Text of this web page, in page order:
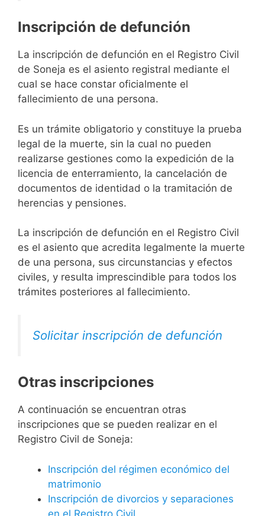
Inscripción de defunción
La inscripción de defunción en el Registro Civil
de Soneja es el asiento registral mediante el
cual se hace constar oficialmente el
fallecimiento de una persona.
Es un trámite obligatorio y constituye la prueba
legal de la muerte, sin la cual no pueden
realizarse gestiones como la expedición de la
licencia de enterramiento, la cancelación de
documentos de identidad o la tramitación de
herencias y pensiones.
La inscripción de defunción en el Registro Civil
es el asiento que acredita legalmente la muerte
de una persona, sus circunstancias y efectos
civiles, y resulta imprescindible para todos los
trámites posteriores al fallecimiento.
Solicitar inscripción de defunción
Otras inscripciones
A continuación se encuentran otras
inscripciones que se pueden realizar en el
Registro Civil de Soneja:
Inscripción del régimen económico del
matrimonio
Inscripción de divorcios y separaciones
en el Registro Civil